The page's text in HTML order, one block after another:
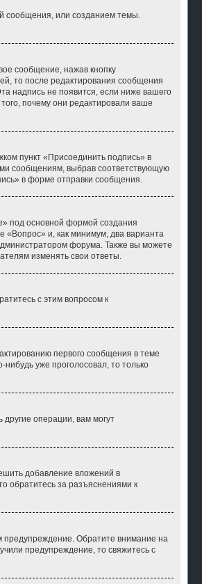
сообщения, или созданием темы.
сообщение, нажав кнопку
то после редактирования сообщения
надпись не появится, если ниже вашего
почему они редактировали ваше
пункт «Присоединить подпись» в
сообщениям, выбрав соответствующую
в форме отправки сообщения.
под основной формой создания
«Вопрос» и, как минимум, два варианта
форума. Также вы можете
изменять свои ответы.
с этим вопросом к
первого сообщения в теме
уже проголосовал, то только
операции, вам могут
добавление вложений в
обратитесь за разъяснениями к
предупреждение. Обратите внимание на
предупреждение, то свяжитесь с